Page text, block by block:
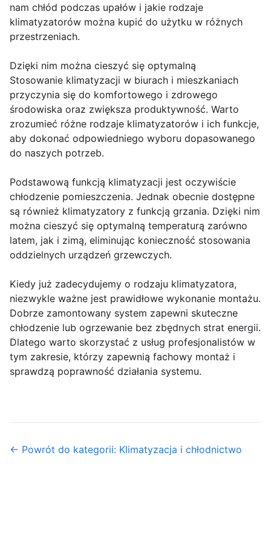
nam chłód podczas upałów i jakie rodzaje
klimatyzatorów można kupić do użytku w różnych
przestrzeniach.
Dzięki nim można cieszyć się optymalną
Stosowanie klimatyzacji w biurach i mieszkaniach
przyczynia się do komfortowego i zdrowego
środowiska oraz zwiększa produktywność. Warto
zrozumieć różne rodzaje klimatyzatorów i ich funkcje,
aby dokonać odpowiedniego wyboru dopasowanego
do naszych potrzeb.
Podstawową funkcją klimatyzacji jest oczywiście
chłodzenie pomieszczenia. Jednak obecnie dostępne
są również klimatyzatory z funkcją grzania. Dzięki nim
można cieszyć się optymalną temperaturą zarówno
latem, jak i zimą, eliminując konieczność stosowania
oddzielnych urządzeń grzewczych.
Kiedy już zadecydujemy o rodzaju klimatyzatora,
niezwykle ważne jest prawidłowe wykonanie montażu.
Dobrze zamontowany system zapewni skuteczne
chłodzenie lub ogrzewanie bez zbędnych strat energii.
Dlatego warto skorzystać z usług profesjonalistów w
tym zakresie, którzy zapewnią fachowy montaż i
sprawdzą poprawność działania systemu.
← Powrót do kategorii: Klimatyzacja i chłodnictwo